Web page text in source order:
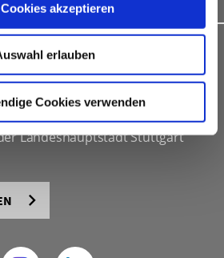
akzeptieren
erlauben
Cookies verwenden
BERATUNG
Bureau
Marketing GmbH
Landeshauptstadt Stuttgart